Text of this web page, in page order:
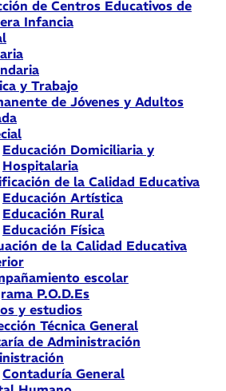
de Centros Educativos de
Infancia
y Trabajo
de Jóvenes y Adultos
Educación Domiciliaria y
Hospitalaria
de la Calidad Educativa
Educación Artística
Educación Rural
Educación Física
de la Calidad Educativa
escolar
P.O.D.Es
y estudios
Técnica General
de Administración
Contaduría General